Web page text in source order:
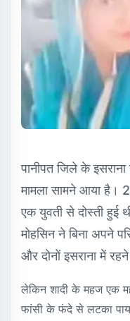
पानीपत जिले के
मामला सामने आया है।
एक युवती से दोस्ती हुई
मोहसिन ने बिना अपने
और दोनों इसराना में
लेकिन शादी के महज एक
फांसी के फंदे से लटका